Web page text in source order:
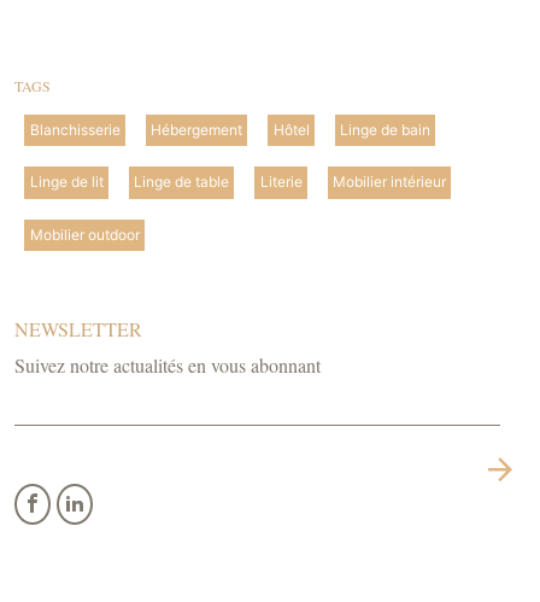
TAGS
Blanchisserie Hébergement Hôtel Linge de bain
Linge de lit Linge de table Literie Mobilier intérieur
Mobilier outdoor
NEWSLETTER
Suivez notre actualités en vous abonnant